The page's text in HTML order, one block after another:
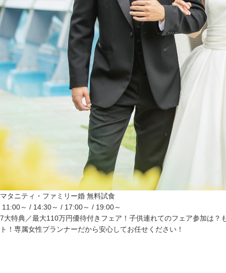
マタニティ・ファミリー婚 無料試食
11:00～ / 14:30～ / 17:00～ / 19:00～
7大特典／最大110万円優待付きフェア！子供連れてのフェア参加は
ト！専属女性プランナーだから安心してお任せください！